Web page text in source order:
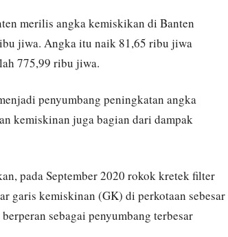
merilis angka kemiskikan di Banten
jiwa. Angka itu naik 81,65 ribu jiwa
775,99 ribu jiwa.
penyumbang peningkatan angka
kemiskinan juga bagian dari dampak
pada September 2020 rokok kretek filter
garis kemiskinan (GK) di perkotaan sebesar
sebagai penyumbang terbesar